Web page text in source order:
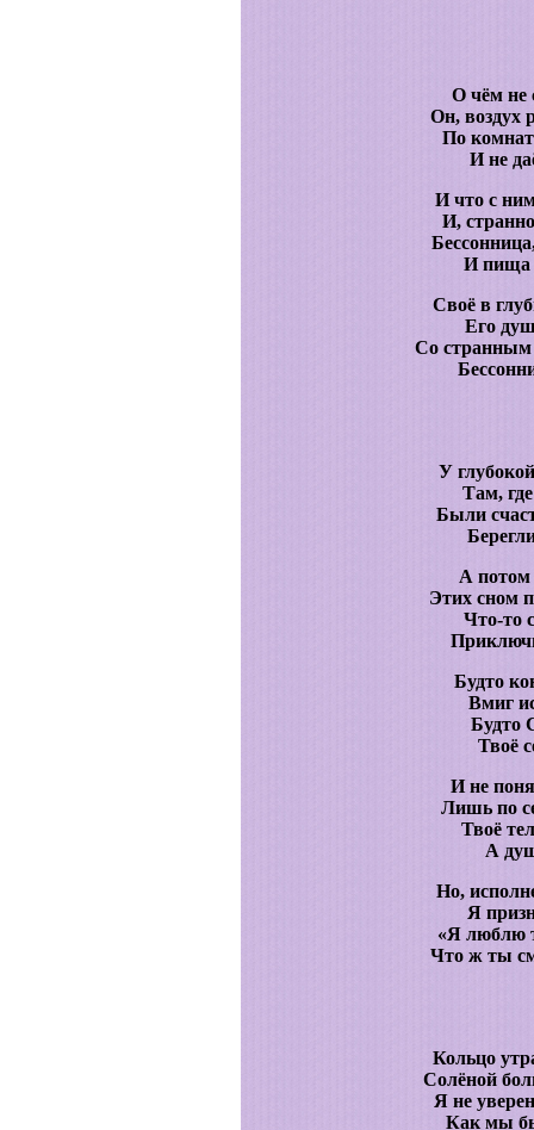
О чём не
Он, воздух
По
И не
И что с
И,
И пища
Своё в
Его
Со странным
У
Там,
Были
А потом
Этих сном
Что-то
Будто
Вмиг
Будто
Твоё
И не
Лишь по
Твоё
А
Но,
Я
«Я люблю
Что ж ты
Кольцо
Солёной
Я не
Как мы